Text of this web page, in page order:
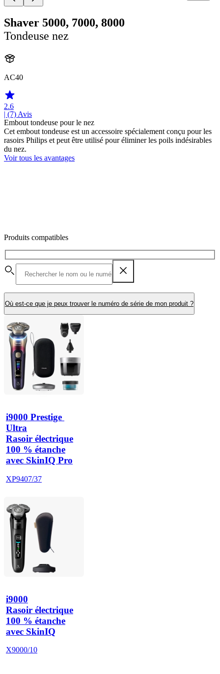
Shaver 5000, 7000, 8000
Tondeuse nez
AC40
2.6
| (7) Avis
Embout tondeuse pour le nez
Cet embout tondeuse est un accessoire spécialement conçu pour les
rasoirs Philips et peut être utilisé pour éliminer les poils indésirables
du nez.
Voir tous les avantages
Produits compatibles
Où est-ce que je peux trouver le numéro de série de mon produit ?
i9000 Prestige
Ultra
Rasoir électrique
100 % étanche
avec SkinIQ Pro
XP9407/37
i9000
Rasoir électrique
100 % étanche
avec SkinIQ
X9000/10